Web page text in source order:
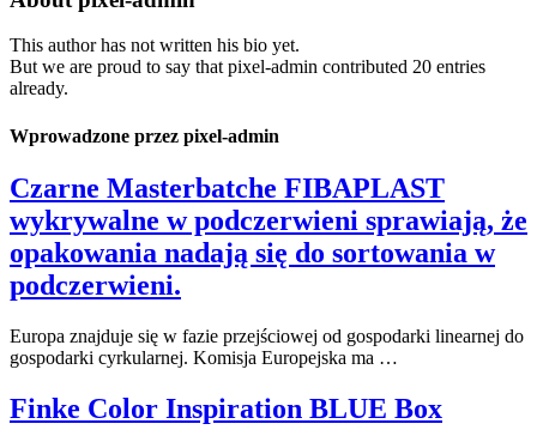
This author has not written his bio yet.
But we are proud to say thatpixel-admin contributed 20 entries
already.
Wprowadzone przez pixel-admin
Czarne Masterbatche FIBAPLAST
wykrywalne w podczerwieni sprawiają, że
opakowania nadają się do sortowania w
podczerwieni.
Europa znajduje się w fazie przejściowej od gospodarki linearnej do
gospodarki cyrkularnej. Komisja Europejska ma …
Finke Color Inspiration BLUE Box